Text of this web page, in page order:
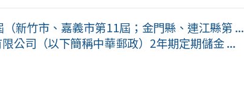
新竹市、嘉義市第11屆；金門縣、連江縣第 ...
公司（以下簡稱中華郵政）2年期定期儲金 ...